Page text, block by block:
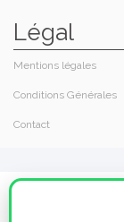
Légal
Contact
Mentions légales
Conditions Générales